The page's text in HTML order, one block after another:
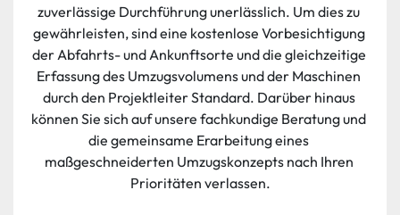
zuverlässige Durchführung unerlässlich. Um dies zu
gewährleisten, sind eine kostenlose Vorbesichtigung
der Abfahrts- und Ankunftsorte und die gleichzeitige
Erfassung des Umzugsvolumens und der Maschinen
durch den Projektleiter Standard. Darüber hinaus
können Sie sich auf unsere fachkundige Beratung und
die gemeinsame Erarbeitung eines
maßgeschneiderten Umzugskonzepts nach Ihren
Prioritäten verlassen.